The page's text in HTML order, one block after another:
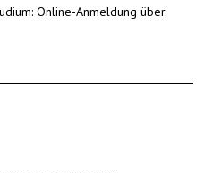
Online-Anmeldung über